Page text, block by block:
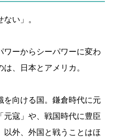
い」。
ワーからシーパワーに変わ
、日本とアメリカ。
を向ける国。鎌倉時代に元
元寇」や、戦国時代に豊臣
外、外国と戦うことはほ